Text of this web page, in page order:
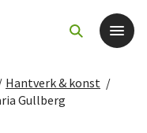
Hantverk & konst /
Gullberg